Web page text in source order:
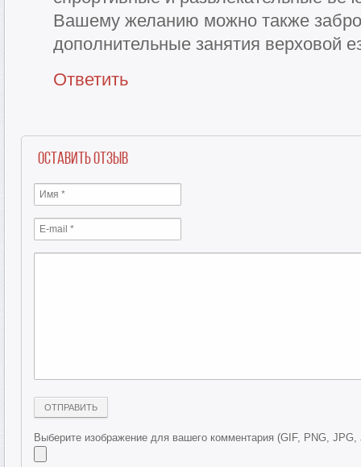
Вашему желанию можно также
дополнительные занятия верховой
Ответить
Оставить отзыв
Выберите изображение для вашего комментария (GIF, PNG, JPG,